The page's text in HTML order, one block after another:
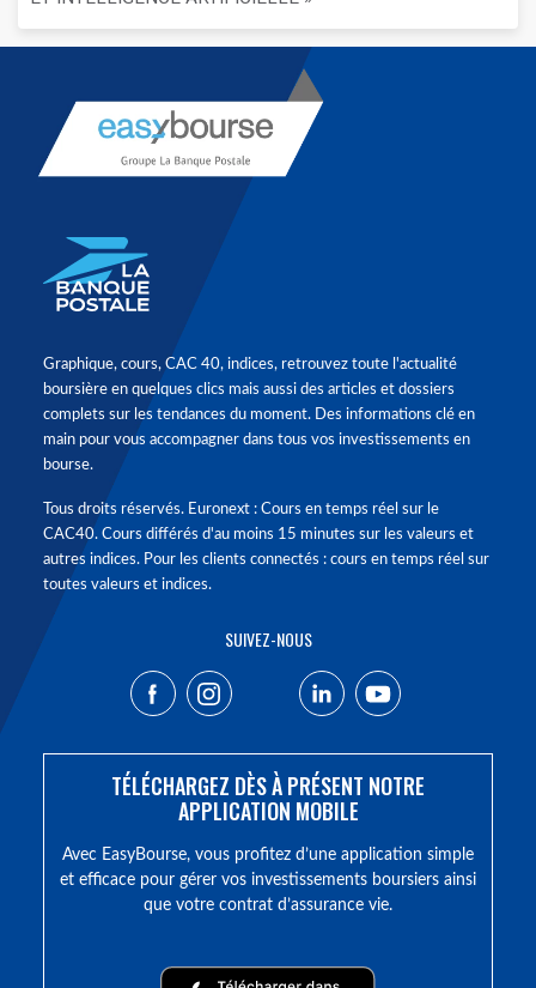
Graphique, cours, CAC 40, indices, retrouvez toute l'actualité
boursière en quelques clics mais aussi des articles et dossiers
complets sur les tendances du moment. Des informations clé en
main pour vous accompagner dans tous vos investissements en
bourse.
Tous droits réservés. Euronext : Cours en temps réel sur le
CAC40. Cours différés d'au moins 15 minutes sur les valeurs et
autres indices. Pour les clients connectés : cours en temps réel sur
toutes valeurs et indices.
SUIVEZ-NOUS
TÉLÉCHARGEZ DÈS À PRÉSENT NOTRE
APPLICATION MOBILE
Avec EasyBourse, vous profitez d’une application simple
et efficace pour gérer vos investissements boursiers ainsi
que votre contrat d’assurance vie.